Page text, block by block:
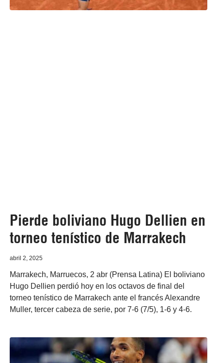
Pierde boliviano Hugo Dellien en
torneo tenístico de Marrakech
abril 2, 2025
Marrakech, Marruecos, 2 abr (Prensa Latina) El boliviano
Hugo Dellien perdió hoy en los octavos de final del
torneo tenístico de Marrakech ante el francés Alexandre
Muller, tercer cabeza de serie, por 7-6 (7/5), 1-6 y 4-6.